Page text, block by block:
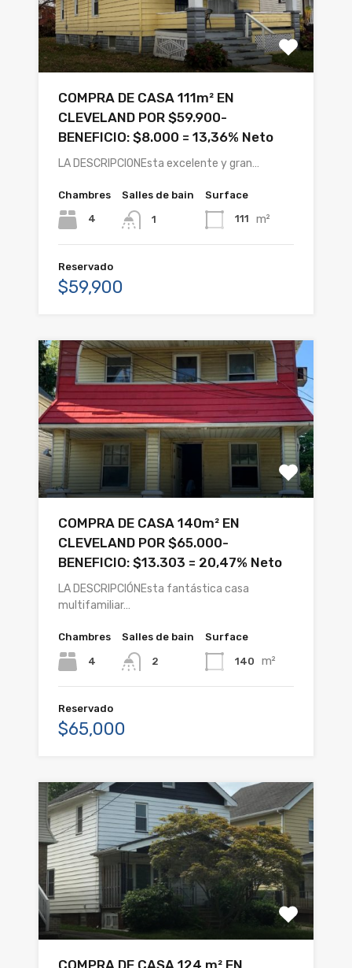
COMPRA DE CASA 111m² EN
CLEVELAND POR $59.900-
BENEFICIO: $8.000 = 13,36% Neto
LA DESCRIPCIONEsta excelente y gran…
Chambres
4
Salles de bain
1
Surface
111 m²
Reservado
$59,900
COMPRA DE CASA 140m² EN
CLEVELAND POR $65.000-
BENEFICIO: $13.303 = 20,47% Neto
LA DESCRIPCIÓNEsta fantástica casa
multifamiliar…
Chambres
4
Salles de bain
2
Surface
140 m²
Reservado
$65,000